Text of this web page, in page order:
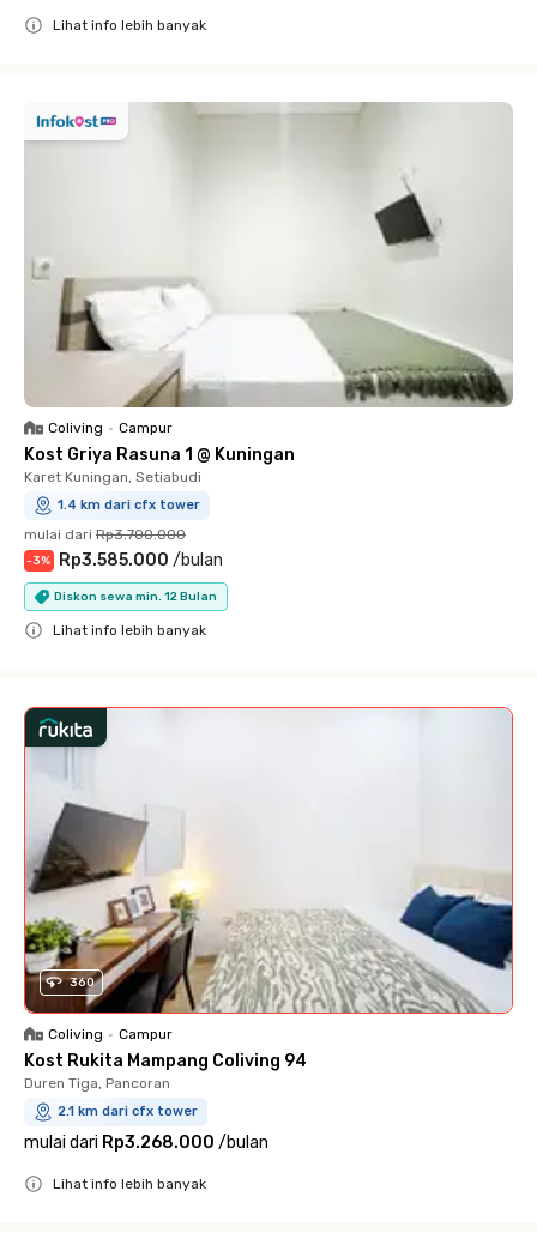
Lihat info lebih banyak
Coliving • Campur
Kost Griya Rasuna 1 @ Kuningan
Karet Kuningan, Setiabudi
1.4 km dari cfx tower
mulai dari Rp3.700.000
-3% Rp3.585.000 /bulan
Diskon sewa min. 12 Bulan
Lihat info lebih banyak
360
Coliving • Campur
Kost Rukita Mampang Coliving 94
Duren Tiga, Pancoran
2.1 km dari cfx tower
mulai dari Rp3.268.000 /bulan
Lihat info lebih banyak